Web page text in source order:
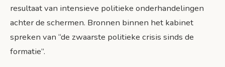
resultaat van intensieve politieke onderhandelingen
achter de schermen. Bronnen binnen het kabinet
spreken van “de zwaarste politieke crisis sinds de
formatie”.